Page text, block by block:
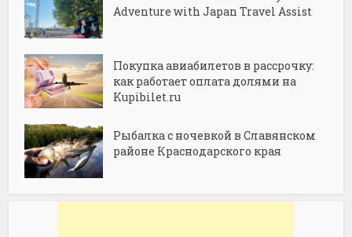
Adventure with Japan Travel Assist
Покупка авиабилетов в рассрочку:
как работает оплата долями на
Kupibilet.ru
Рыбалка с ночевкой в Славянском
районе Краснодарского края